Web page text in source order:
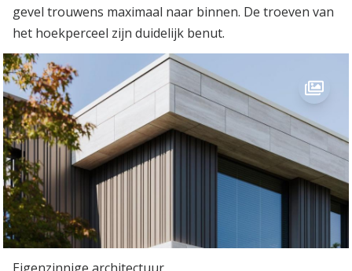
gevel trouwens maximaal naar binnen. De troeven van
het hoekperceel zijn duidelijk benut.
Eigenzinnige architectuur